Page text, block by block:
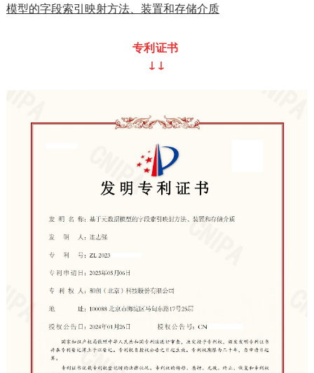
模型的字段索引映射方法、装置和存储介质
专利证书
↓ ↓